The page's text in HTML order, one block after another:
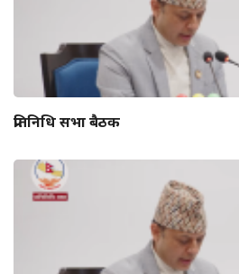
प्रतिनिधि सभा बैठक